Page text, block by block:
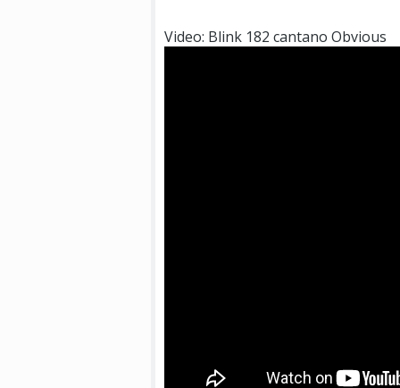
Video: Blink 182 cantano Obvious